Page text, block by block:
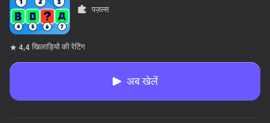
पज़ल्स
4,4 खिलाड़ियों की रेटिंग
अब खेलें